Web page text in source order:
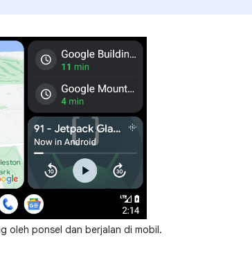
oleh ponsel dan berjalan di mobil.